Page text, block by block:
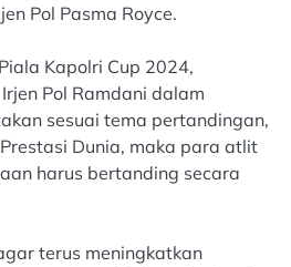
Pol Pasma Royce.
Kapolri Cup 2024,
Pol Ramdani dalam
sesuai tema pertandingan,
Dunia, maka para atlit
harus bertanding secara
terus meningkatkan